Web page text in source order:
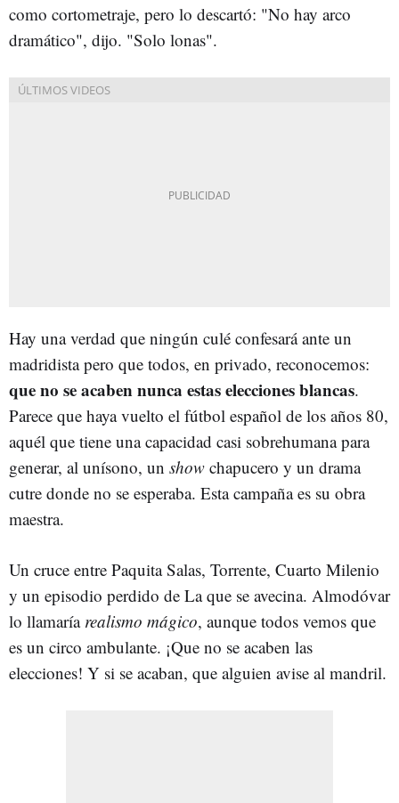
como cortometraje, pero lo descartó: "No hay arco
dramático", dijo. "Solo lonas".
Hay una verdad que ningún culé confesará ante un
madridista pero que todos, en privado, reconocemos:
que no se acaben nunca estas elecciones blancas.
Parece que haya vuelto el fútbol español de los años 80,
aquél que tiene una capacidad casi sobrehumana para
generar, al unísono, un show chapucero y un drama
cutre donde no se esperaba. Esta campaña es su obra
maestra.
Un cruce entre Paquita Salas, Torrente, Cuarto Milenio
y un episodio perdido de La que se avecina. Almodóvar
lo llamaría realismo mágico, aunque todos vemos que
es un circo ambulante. ¡Que no se acaben las
elecciones! Y si se acaban, que alguien avise al mandril.